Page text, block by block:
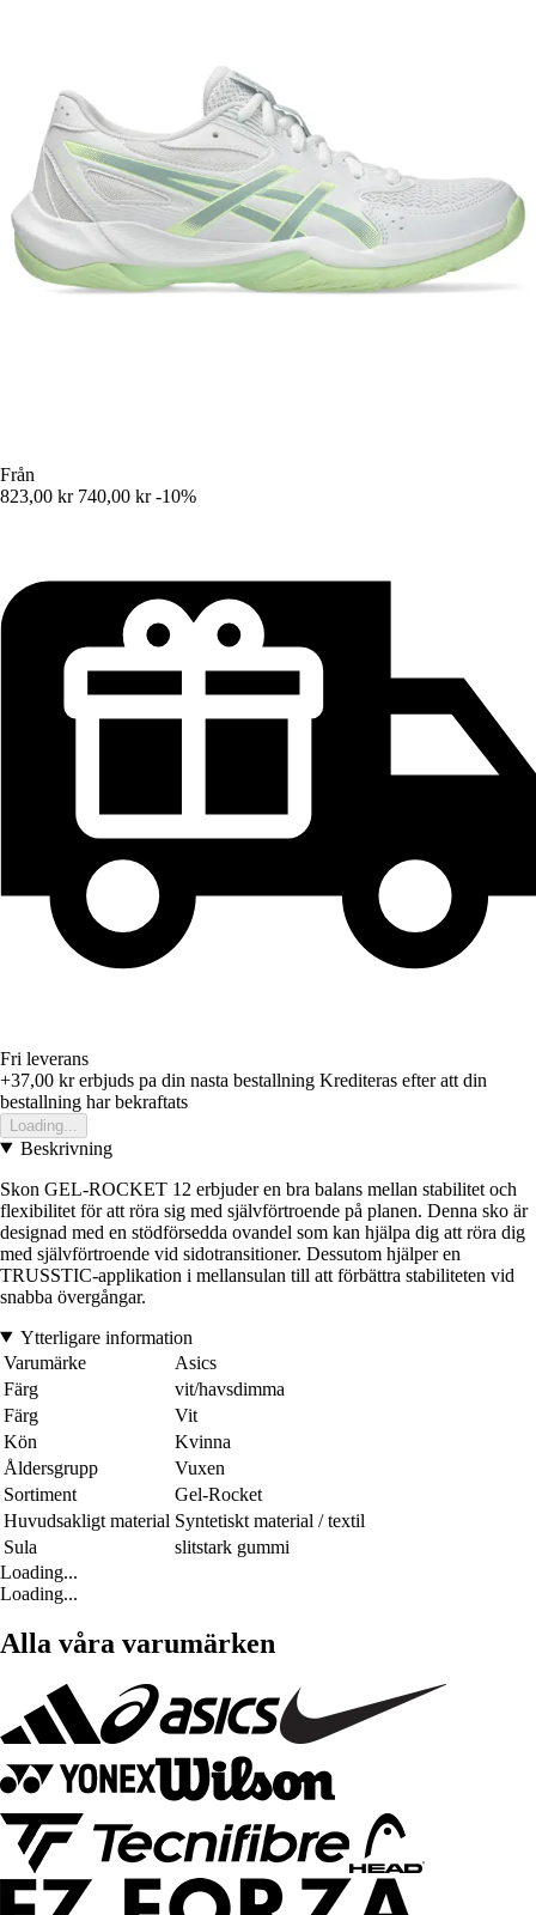
Från
823,00 kr 740,00 kr -10%
Fri leverans
+37,00 krerbjuds pa din nasta bestallning Krediteras efter att din
bestallning har bekraftats
Loading...
Beskrivning
Skon GEL-ROCKET 12 erbjuder en bra balans mellan stabilitet och
flexibilitet för att röra sig med självförtroende på planen. Denna sko är
designad med en stödförsedda ovandel som kan hjälpa dig att röra dig
med självförtroende vid sidotransitioner. Dessutom hjälper en
TRUSSTIC-applikation i mellansulan till att förbättra stabiliteten vid
snabba övergångar.
Ytterligare information
Varumärke
Asics
Färg
vit/havsdimma
Färg
Vit
Kön
Kvinna
Åldersgrupp
Vuxen
Sortiment
Gel-Rocket
Huvudsakligt material Syntetiskt material / textil
Sula
slitstark gummi
Loading...
Loading...
Alla våra varumärken